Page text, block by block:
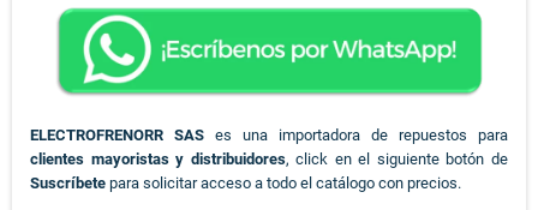
ELECTROFRENORR SAS es una importadora de repuestos para
clientes mayoristas y distribuidores, click en el siguiente botón de
Suscríbete para solicitar acceso a todo el catálogo con precios.